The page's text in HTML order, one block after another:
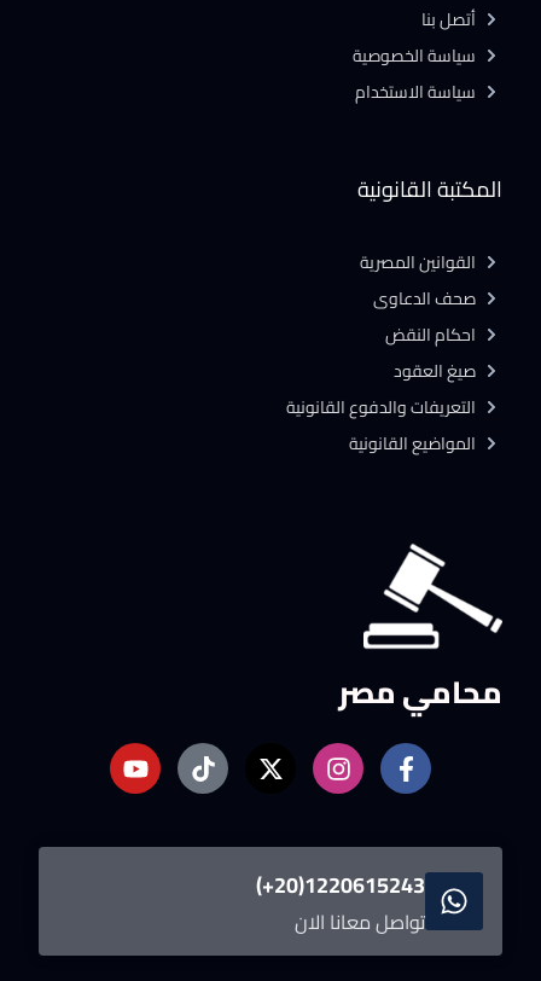
محامي مصر
1220615243(20+)
تواصل معانا الان
المكتبة القانونية
القوانين المصرية
صحف الدعاوى
احكام النقض
صيغ العقود
التعريفات والدفوع القانونية
المواضيع القانونية
أتصل بنا
سياسة الخصوصية
سياسة الاستخدام